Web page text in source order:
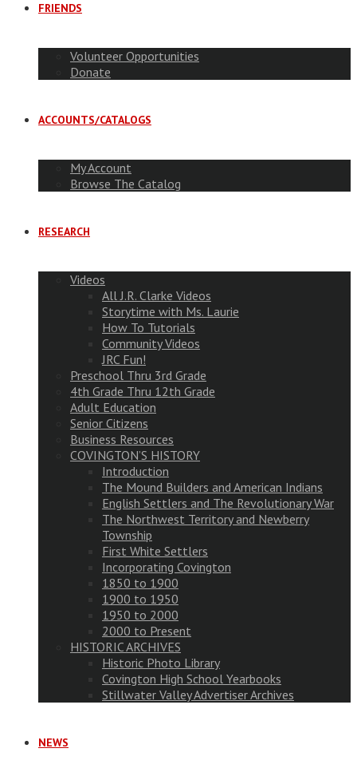
FRIENDS
Volunteer Opportunities
Donate
ACCOUNTS/CATALOGS
My Account
Browse The Catalog
RESEARCH
Videos
All J.R. Clarke Videos
Storytime with Ms. Laurie
How To Tutorials
Community Videos
JRC Fun!
Preschool Thru 3rd Grade
4th Grade Thru 12th Grade
Adult Education
Senior Citizens
Business Resources
COVINGTON’S HISTORY
Introduction
The Mound Builders and American Indians
English Settlers and The Revolutionary War
The Northwest Territory and Newberry
Township
First White Settlers
Incorporating Covington
1850 to 1900
1900 to 1950
1950 to 2000
2000 to Present
HISTORIC ARCHIVES
Historic Photo Library
Covington High School Yearbooks
Stillwater Valley Advertiser Archives
NEWS